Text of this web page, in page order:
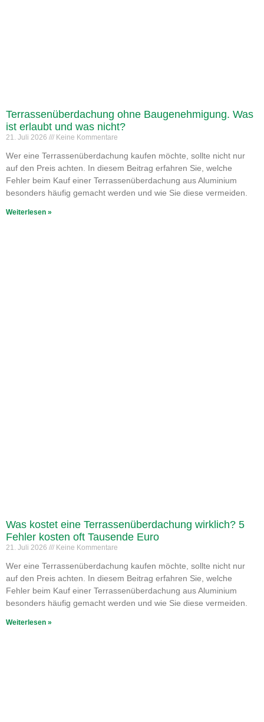
Terrassenüberdachung ohne Baugenehmigung. Was
ist erlaubt und was nicht?
21. Juli 2026 Keine Kommentare
Wer eine Terrassenüberdachung kaufen möchte, sollte nicht nur
auf den Preis achten. In diesem Beitrag erfahren Sie, welche
Fehler beim Kauf einer Terrassenüberdachung aus Aluminium
besonders häufig gemacht werden und wie Sie diese vermeiden.
Weiterlesen »
Was kostet eine Terrassenüberdachung wirklich? 5
Fehler kosten oft Tausende Euro
21. Juli 2026 Keine Kommentare
Wer eine Terrassenüberdachung kaufen möchte, sollte nicht nur
auf den Preis achten. In diesem Beitrag erfahren Sie, welche
Fehler beim Kauf einer Terrassenüberdachung aus Aluminium
besonders häufig gemacht werden und wie Sie diese vermeiden.
Weiterlesen »